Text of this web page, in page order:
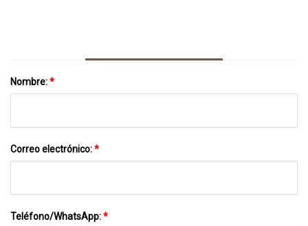
Nombre:*
Correo electrónico:*
Teléfono/WhatsApp:*